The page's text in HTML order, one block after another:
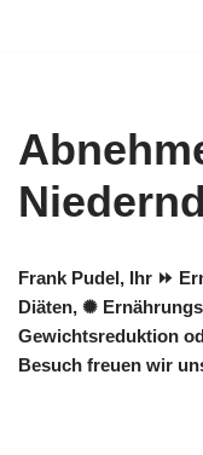
Frank Pudel, Ihr ⏩
Diäten, ✺
Gewichtsreduktion
Besuch freuen wir